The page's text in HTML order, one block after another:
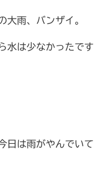
大雨、バンザイ。
水は少なかったです
日は雨がやんでいて